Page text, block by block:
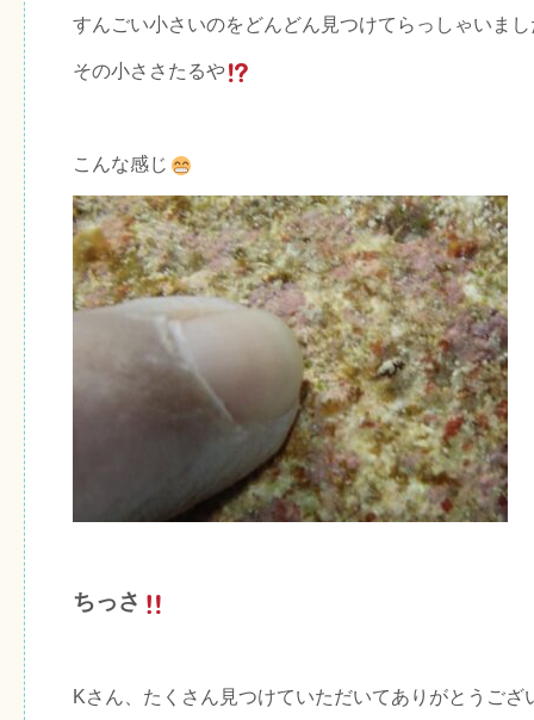
すんごい小さいのをどんどん見つけてらっしゃいま
その小ささたるや
こんな感じ
ちっさ
Kさん、たくさん見つけていただいてありがとうござ